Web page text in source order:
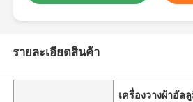
รายละเอียดสินค้า
เครื่องวางผ้าอัล